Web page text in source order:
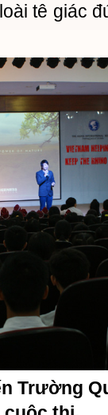
tê giác
Trường